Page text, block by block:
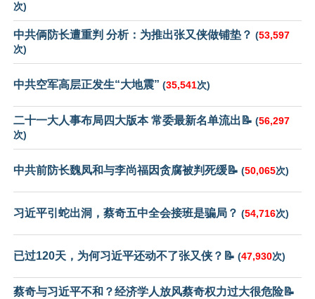
次)
中共俩防长遭重判 分析：为推出张又侠做铺垫？ (53,597
次)
中共空军高层正发生“大地震” (35,541次)
二十一大人事布局四大版本 常委最新名单流出📝 (56,297
次)
中共前防长魏凤和与李尚福因贪腐被判死缓📝 (50,065次)
习近平引蛇出洞，蔡奇五中全会接班是骗局？ (54,716次)
已过120天，为何习近平还动不了张又侠？📝 (47,930次)
蔡奇与习近平不和？经济学人放风蔡奇权力过大很危险📝